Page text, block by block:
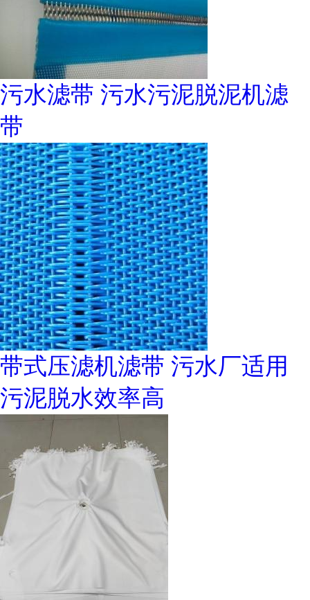
污水滤带 污水污泥脱泥机滤
带
带式压滤机滤带 污水厂适用
污泥脱水效率高